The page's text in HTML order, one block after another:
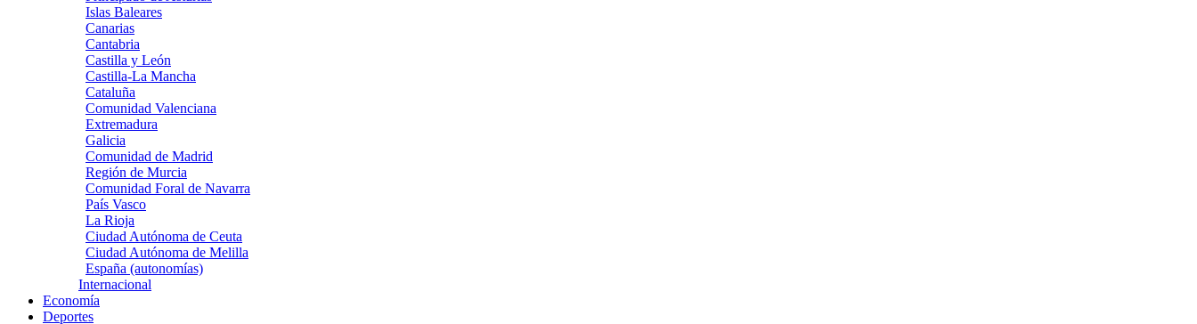
Islas Baleares
Canarias
Cantabria
Castilla y León
Castilla-La Mancha
Cataluña
Comunidad Valenciana
Extremadura
Galicia
Comunidad de Madrid
Región de Murcia
Comunidad Foral de Navarra
País Vasco
La Rioja
Ciudad Autónoma de Ceuta
Ciudad Autónoma de Melilla
España (autonomías)
Internacional
Economía
Deportes